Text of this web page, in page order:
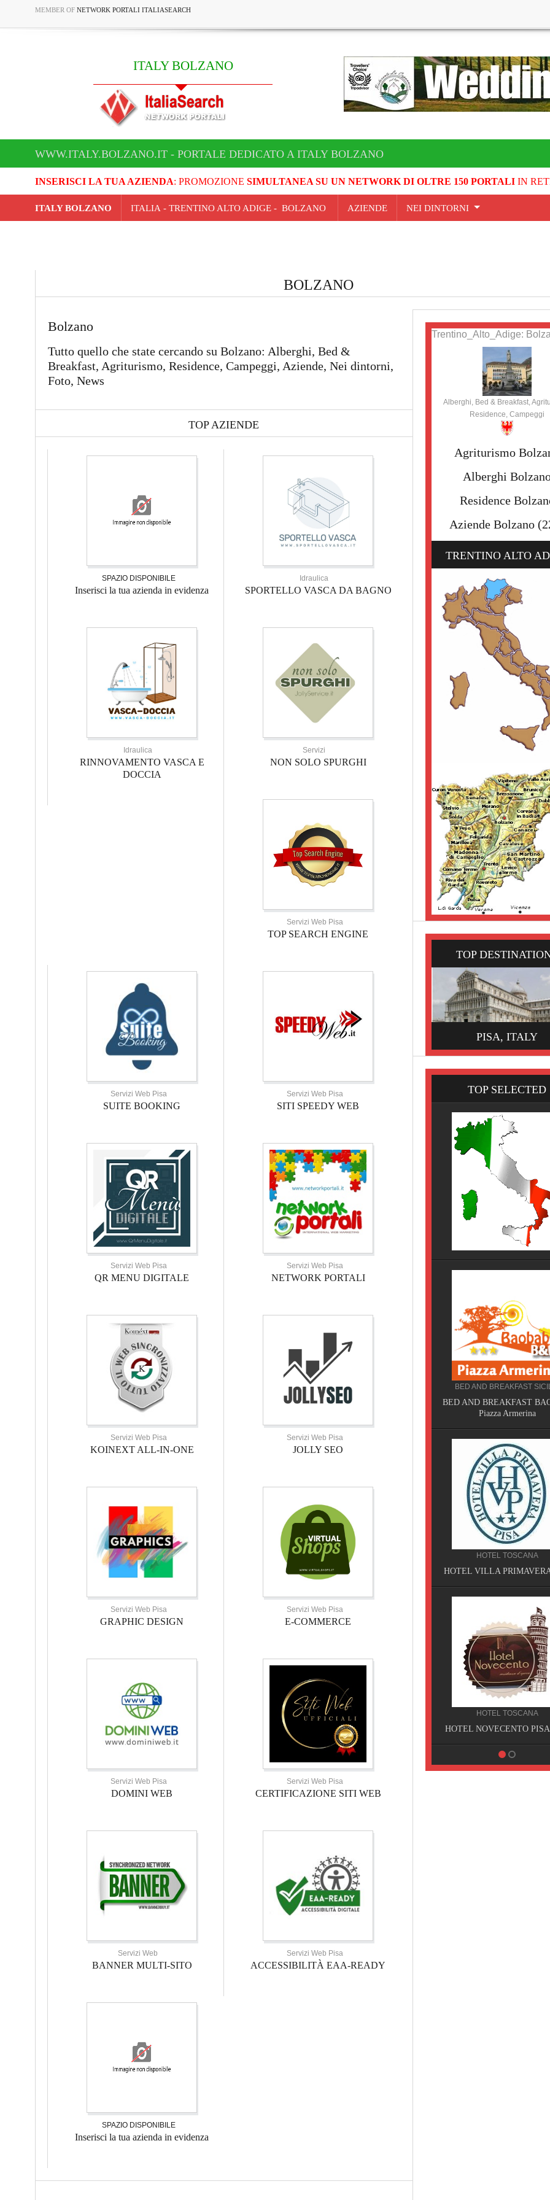
MEMBER OF NETWORK PORTALI ITALIASEARCH
ITALY BOLZANO
WWW.ITALY.BOLZANO.IT - PORTALE DEDICATO A ITALY BOLZANO
INSERISCI LA TUA AZIENDA: PROMOZIONE SIMULTANEA SU UN NETWORK DI OLTRE 150 PORTALIIN
ITALY BOLZANO ITALIA - TRENTINO ALTO ADIGE - BOLZANO AZIENDE NEI DINTORNI
BOLZANO
Bolzano
Tutto quello che state cercando su Bolzano: Alberghi, Bed &
Breakfast, Agriturismo, Residence, Campeggi, Aziende, Nei dintorni,
Foto, News
TOP AZIENDE
SPAZIO DISPONIBILE
Inserisci la tua azienda in evidenza
Idraulica
SPORTELLO VASCA DA BAGNO
Idraulica
RINNOVAMENTO VASCA E
DOCCIA
Servizi
NON SOLO SPURGHI
Servizi Web Pisa
TOP SEARCH ENGINE
Servizi Web Pisa
SUITE BOOKING
Servizi Web Pisa
SITI SPEEDY WEB
Servizi Web Pisa
QR MENU DIGITALE
Servizi Web Pisa
NETWORK PORTALI
Servizi Web Pisa
KOINEXT ALL-IN-ONE
Servizi Web Pisa
JOLLY SEO
Servizi Web Pisa
GRAPHIC DESIGN
Servizi Web Pisa
E-COMMERCE
Servizi Web Pisa
DOMINI WEB
Servizi Web Pisa
CERTIFICAZIONE SITI WEB
Servizi Web
BANNER MULTI-SITO
Servizi Web Pisa
ACCESSIBILITÀ EAA-READY
SPAZIO DISPONIBILE
Inserisci la tua azienda in evidenza
Trentino_Alto_Adige:
Alberghi, Bed & Breakfast,
Residence, Campeggi
Agriturismo
Alberghi
Residence
Aziende Bolzano
TRENTINO ALTO
TOP
PISA, ITALY
TOP SELECTED
BED AND BREAKFAST SICILIA
BED AND BREAKFAST BAOBAB,
HOTEL TOSCANA
HOTEL VILLA PRIMAVERA, Pisa
HOTEL TOSCANA
HOTEL NOVECENTO PISA, Pisa
HOTEL TOSCANA
HOTEL NOVECENTO
CAMPEGGIO TOSCANA
TORRE PENDENTE
VILLAGE, Pisa
SERVIZI TOSCANA
VELATHRI TOUR, Casciana